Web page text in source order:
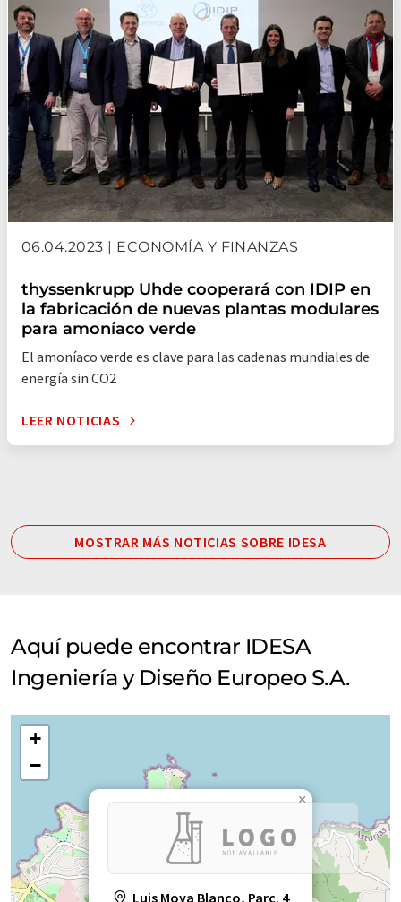
06.04.2023 | ECONOMÍA Y FINANZAS
thyssenkrupp Uhde cooperará con IDIP en
la fabricación de nuevas plantas modulares
para amoníaco verde
El amoníaco verde es clave para las cadenas mundiales de
energía sin CO2
LEER NOTICIAS
MOSTRAR MÁS NOTICIAS SOBRE IDESA
Aquí puede encontrar IDESA
Ingeniería y Diseño Europeo S.A.
Luis Moya Blanco, Parc. 4
×
+
−